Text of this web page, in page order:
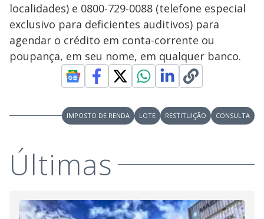
localidades) e 0800-729-0088 (telefone especial
exclusivo para deficientes auditivos) para
agendar o crédito em conta-corrente ou
poupança, em seu nome, em qualquer banco.
IMPOSTO DE RENDA LOTE RESTITUIÇÃO CONSULTA
Últimas